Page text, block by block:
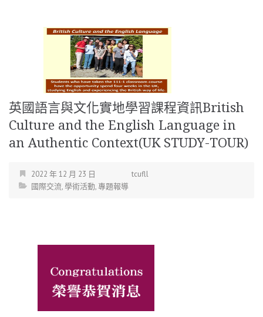
英國語言與文化實地學習課程資訊British
Culture and the English Language in
an Authentic Context(UK STUDY-TOUR)
2022 年 12 月 23 日
tcufll
國際交流,學術活動,專題報導